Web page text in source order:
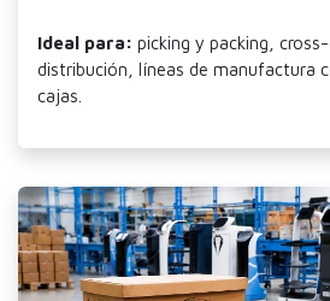
Ideal para: picking y packing,
distribución, líneas de manufactura
cajas.